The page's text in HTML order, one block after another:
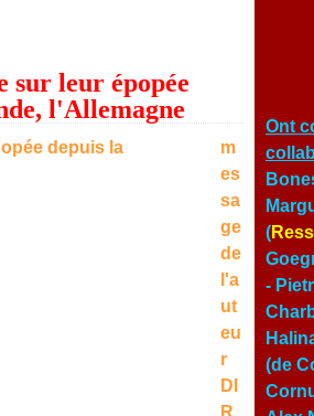
sur leur épopée
l'Allemagne
m
es
sa
ge
de
l'a
ut
eu
r
DI
R
Ont
(
-
(de